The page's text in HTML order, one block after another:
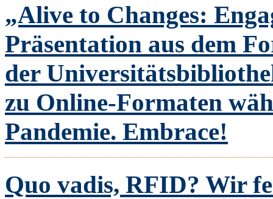
„Alive to Changes:
Präsentation aus dem
der
zu Online-Formaten
Pandemie. Embrace!
Quo vadis, RFID? Wir